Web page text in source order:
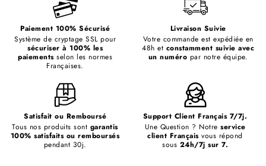
Paiement 100% Sécurisé
Système de cryptage SSL pour
sécuriser à 100% les
paiementsselon les normes
Françaises.
Livraison Suivie
Votre commande est expédiée en
48h et constamment suivie avec
un numéro par notre équipe.
Satisfait ou Remboursé
Tous nos produits sont garantis
100% satisfaits ou remboursés
pendant 30j.
Support Client Français 7/7j.
Une Question ? Notre service
client Françaisvous répond
sous 24h/7j sur 7.